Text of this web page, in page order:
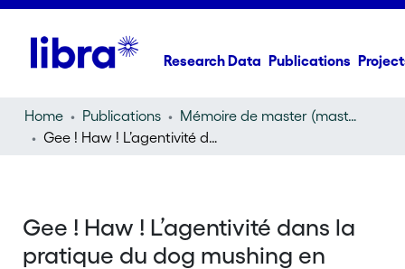
Research Data Publications
Home Publications
Mémoire de master (master thesis)
Gee ! Haw ! L’agentivité dans la pratique du dog mushing en Alaska
Gee ! Haw ! L’agentivité dans la
pratique du dog mushing en